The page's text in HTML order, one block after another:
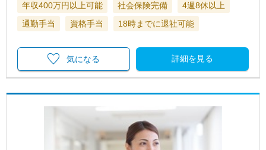
年収400万円以上可能 社会保険完備
4週8休以上
通勤手当
資格手当 18時までに退社可能
詳細を見る
気になる